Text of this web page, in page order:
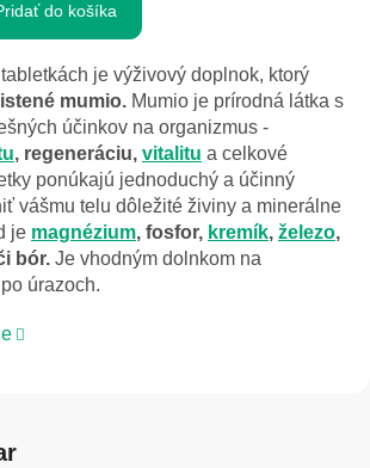
do košíka
je výživový doplnok, ktorý
mumio. Mumio je prírodná látka s
účinkov na organizmus -
, regeneráciu, vitalitu a celkové
ponúkajú jednoduchý a účinný
vášmu telu dôležité živiny a minerálne
je magnézium, fosfor, kremík, železo,
bór. Je vhodným dolnkom na
úrazoch.